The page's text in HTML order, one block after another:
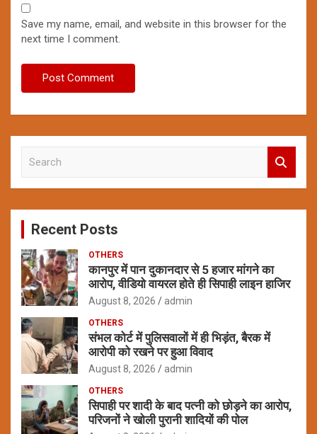
Save my name, email, and website in this browser for the
next time I comment.
c
Recent Posts
OTHERS
कानपुर में पान दुकानदार से 5 हजार मांगने का
आरोप, वीडियो वायरल होते ही सिपाही लाइन हाजिर
August 8, 2026 admin
OTHERS
संभल कोर्ट में पुलिसवालों में ही भिड़ंत, बैरक में
आरोपी को रखने पर हुआ विवाद
August 8, 2026 admin
OTHERS
सिपाही पर शादी के बाद पत्नी को छोड़ने का आरोप,
परिजनों ने खोली पुरानी शादियों की पोल